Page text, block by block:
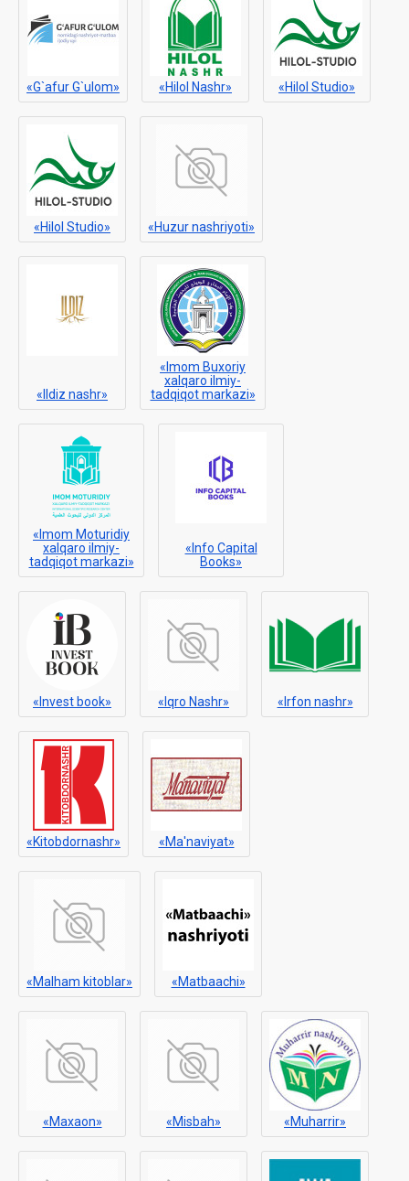
«G`afur G`ulom» «Hilol Nashr» «Hilol Studio»
«Hilol Studio» «Huzur nashriyoti»
«Ildiz nashr»
«Imom Buxoriy
xalqaro ilmiy-
tadqiqot markazi»
«Imom Moturidiy
xalqaro ilmiy-
tadqiqot markazi»
«Info Capital
Books»
«Invest book» «Iqro Nashr» «Irfon nashr»
«Kitobdornashr» «Ma'naviyat»
«Malham kitoblar» «Matbaachi»
«Maxaon» «Misbah» «Muharrir»